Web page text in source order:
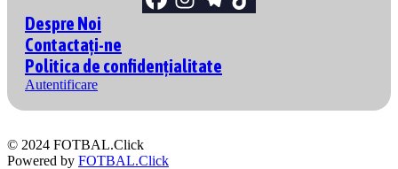
Despre Noi
Contactați-ne
Politica de confidențialitate
Autentificare
© 2024 FOTBAL.Click
Powered by FOTBAL.Click